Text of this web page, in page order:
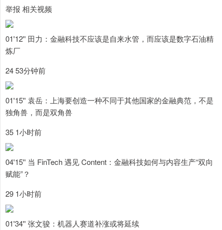
举报 相关视频
01'12'' 田力：金融科技不应该是自来水管，而应该是数字石油精
炼厂
24 53分钟前
01'15'' 袁岳：上海要创造一种不同于其他国家的金融典范，不是
独角兽，而是双角兽
35 1小时前
04'15'' 当 FinTech 遇见 Content：金融科技如何与内容生产“双向
赋能”？
29 1小时前
01'34'' 张文骏：机器人赛道补涨或将延续